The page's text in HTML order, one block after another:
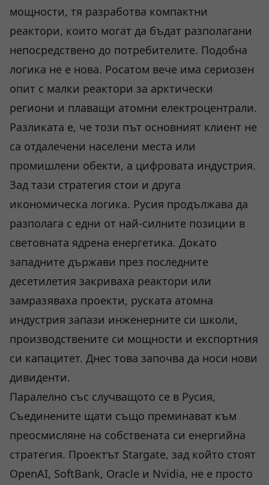
мощности, тя разработва компактни
реактори, които могат да бъдат разполагани
непосредствено до потребителите. Подобна
логика не е нова. Росатом вече има сериозен
опит с малки реактори за арктически
региони и плаващи атомни електроцентрали.
Разликата е, че този път основният клиент не
са отдалечени населени места или
промишлени обекти, а цифровата индустрия.
Зад тази стратегия стои и друга
икономическа логика. Русия продължава да
разполага с едни от най-силните позиции в
световната ядрена енергетика. Докато
западните държави през последните
десетилетия закриваха реактори или
замразяваха проекти, руската атомна
индустрия запази инженерните си школи,
производствените си мощности и експортния
си капацитет. Днес това започва да носи нови
дивиденти.
Паралелно със случващото се в Русия,
Съединените щати също преминават към
преосмисляне на собствената си енергийна
стратегия. Проектът Stargate, зад който стоят
OpenAI, SoftBank, Oracle и Nvidia, не е просто